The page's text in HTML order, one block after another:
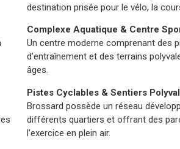
destination prisée pour le vélo, la
Complexe Aquatique & Centre
Un centre moderne comprenant des
d’entraînement et des terrains
âges.
Pistes Cyclables & Sentiers
Brossard possède un réseau
différents quartiers et offrant des
l’exercice en plein air.